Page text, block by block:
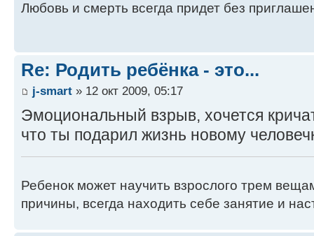
Любовь и смерть всегда придет без
Re: Родить ребёнка - это...
j-smart » 12 окт 2009, 05:17
Эмоциональный взрыв, хочется
что ты подарил жизнь новому
Ребенок может научить взрослого трем
причины, всегда находить себе занятие и